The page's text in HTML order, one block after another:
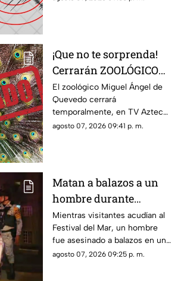
epicentro?
¡Que no te sorprenda!
Cerrarán ZOOLÓGICO
en Veracruz; ¿será
definitivo?
El zoológico Miguel Ángel de
Quevedo cerrará
temporalmente, en TV Azteca
Veracruz te contamos los
agosto 07, 2026 09:41 p. m.
Matan a balazos a un
hombre durante
inauguración del
Festival del Mar en
Coatzacoalcos
Mientras visitantes acudían al
Festival del Mar, un hombre
fue asesinado a balazos en una
colonia de Coatzacoalcos, en
agosto 07, 2026 09:25 p. m.